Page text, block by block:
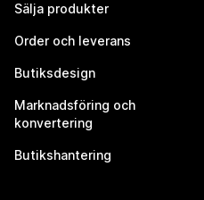
Sälja produkter
Order och leverans
Butiksdesign
Marknadsföring och
konvertering
Butikshantering